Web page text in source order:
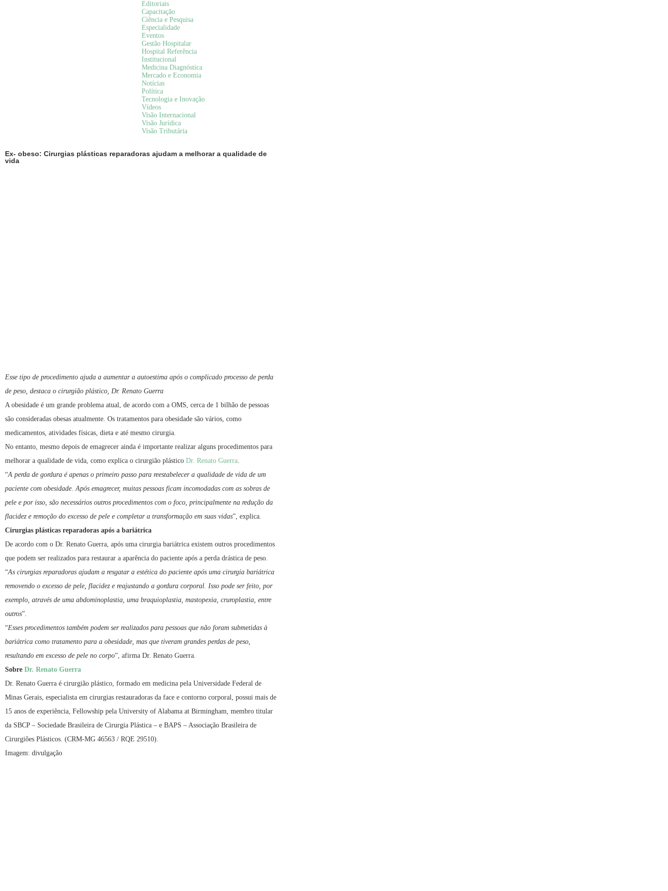
Editoriais
Capacitação
Ciência e Pesquisa
Especialidade
Eventos
Gestão Hospitalar
Hospital Referência
Institucional
Medicina Diagnóstica
Mercado e Economia
Notícias
Política
Tecnologia e Inovação
Vídeos
Visão Internacional
Visão Jurídica
Visão Tributária
Ex- obeso: Cirurgias plásticas reparadoras ajudam a melhorar a qualidade de
vida
Esse tipo de procedimento ajuda a aumentar a autoestima após o complicado processo de perda
de peso, destaca o cirurgião plástico, Dr. Renato Guerra
A obesidade é um grande problema atual, de acordo com a OMS, cerca de 1 bilhão de pessoas
são consideradas obesas atualmente. Os tratamentos para obesidade são vários, como
medicamentos, atividades físicas, dieta e até mesmo cirurgia.
No entanto, mesmo depois de emagrecer ainda é importante realizar alguns procedimentos para
melhorar a qualidade de vida, como explica o cirurgião plástico Dr. Renato Guerra.
“A perda de gordura é apenas o primeiro passo para reestabelecer a qualidade de vida de um
paciente com obesidade. Após emagrecer, muitas pessoas ficam incomodadas com as sobras de
pele e por isso, são necessários outros procedimentos com o foco, principalmente na redução da
flacidez e remoção do excesso de pele e completar a transformação em suas vidas”, explica.
Cirurgias plásticas reparadoras após a bariátrica
De acordo com o Dr. Renato Guerra, após uma cirurgia bariátrica existem outros procedimentos
que podem ser realizados para restaurar a aparência do paciente após a perda drástica de peso.
“As cirurgias reparadoras ajudam a resgatar a estética do paciente após uma cirurgia bariátrica
removendo o excesso de pele, flacidez e reajustando a gordura corporal. Isso pode ser feito, por
exemplo, através de uma abdominoplastia, uma braquioplastia, mastopexia, cruroplastia, entre
outros”.
“Esses procedimentos também podem ser realizados para pessoas que não foram submetidas à
bariátrica como tratamento para a obesidade, mas que tiveram grandes perdas de peso,
resultando em excesso de pele no corpo”, afirma Dr. Renato Guerra.
Sobre Dr. Renato Guerra
Dr. Renato Guerra é cirurgião plástico, formado em medicina pela Universidade Federal de
Minas Gerais, especialista em cirurgias restauradoras da face e contorno corporal, possui mais de
15 anos de experiência, Fellowship pela University of Alabama at Birmingham, membro titular
da SBCP – Sociedade Brasileira de Cirurgia Plástica – e BAPS – Associação Brasileira de
Cirurgiões Plásticos. (CRM-MG 46563 / RQE 29510).
Imagem: divulgação